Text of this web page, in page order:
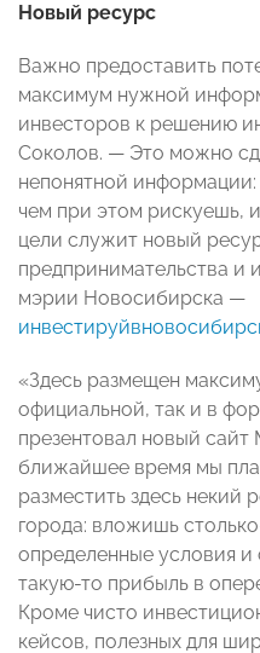
Новый ресурс
Важно предоставить
максимум нужной
инвесторов к решению
Соколов. — Это можно
непонятной информации:
чем при этом рискуешь,
цели служит новый
предпринимательства и
мэрии Новосибирска —
«Здесь размещен
официальной, так и в
презентовал новый
ближайшее время мы
разместить здесь некий
города: вложишь
определенные условия
такую-то прибыль в
Кроме чисто
кейсов, полезных для